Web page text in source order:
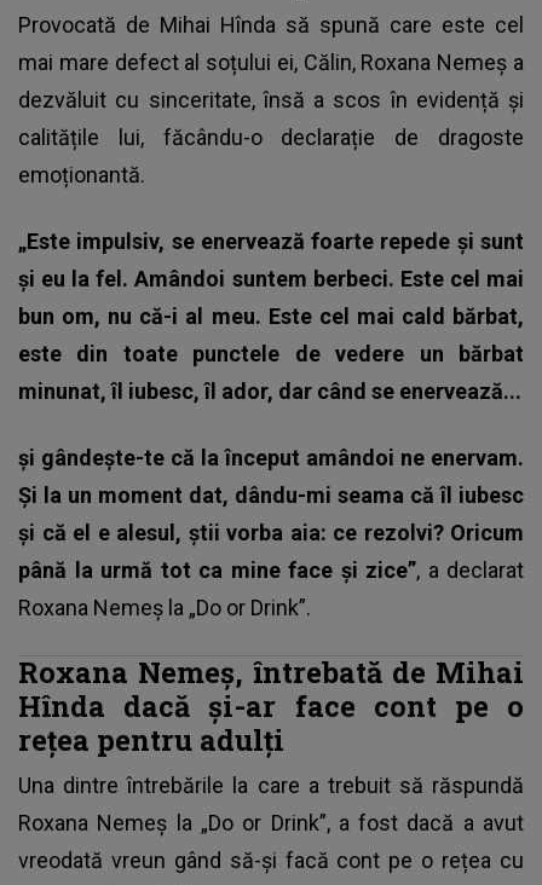
Provocată de Mihai Hînda să spună care este cel
mai mare defect al soțului ei, Călin, Roxana Nemeș a
dezvăluit cu sinceritate, însă a scos în evidență și
calitățile lui, făcându-o declarație de dragoste
emoționantă.
„Este impulsiv, se enervează foarte repede și sunt
și eu la fel. Amândoi suntem berbeci. Este cel mai
bun om, nu că-i al meu. Este cel mai cald bărbat,
este din toate punctele de vedere un bărbat
minunat, îl iubesc, îl ador, dar când se enervează...
și gândește-te că la început amândoi ne enervam.
Și la un moment dat, dându-mi seama că îl iubesc
și că el e alesul, știi vorba aia: ce rezolvi? Oricum
până la urmă tot ca mine face și zice”, a declarat
Roxana Nemeș la „Do or Drink”.
Roxana Nemeș, întrebată de Mihai
Hînda dacă și-ar face cont pe o
rețea pentru adulți
Una dintre întrebările la care a trebuit să răspundă
Roxana Nemeș la „Do or Drink”, a fost dacă a avut
vreodată vreun gând să-și facă cont pe o rețea cu